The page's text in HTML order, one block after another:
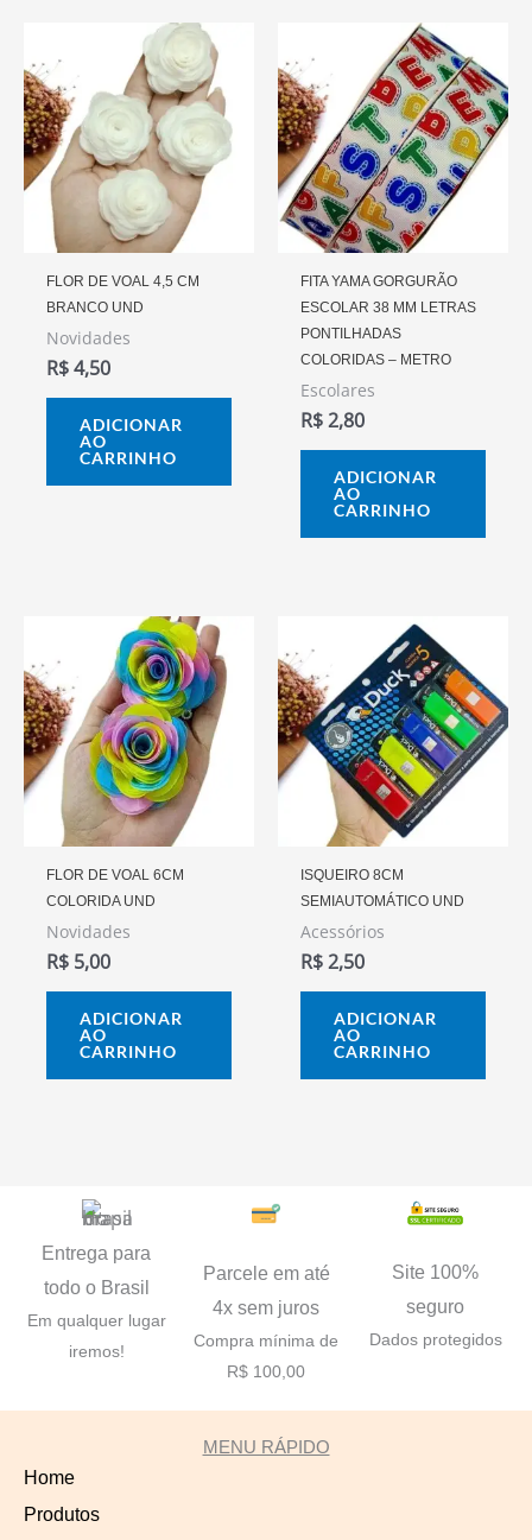
FLOR DE VOAL 4,5 CM
BRANCO UND
Novidades
R$4,50
ADICIONAR
AO
CARRINHO
FITA YAMA GORGURÃO
ESCOLAR 38 MM LETRAS
PONTILHADAS
COLORIDAS – METRO
Escolares
R$2,80
ADICIONAR
AO
CARRINHO
FLOR DE VOAL 6CM
COLORIDA UND
Novidades
R$ 5,00
ADICIONAR
AO
CARRINHO
ISQUEIRO 8CM
SEMIAUTOMÁTICO UND
Acessórios
R$2,50
ADICIONAR
AO
CARRINHO
Entrega para
todo o Brasil
Em qualquer lugar
iremos!
Parcele em até
4x sem juros
Compra mínima de
R$ 100,00
Site 100%
seguro
Dados protegidos
MENU RÁPIDO
Home
Produtos